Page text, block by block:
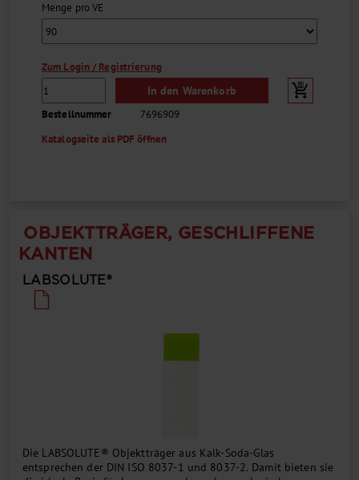
Menge pro VE
Zum Login / Registrierung
In den Warenkorb
Bestellnummer
7696909
Katalogseite als PDF öffnen
OBJEKTTRÄGER, GESCHLIFFENE
KANTEN
LABSOLUTE®
Die LABSOLUTE® Objektträger aus Kalk-Soda-Glas
entsprechen der DIN ISO 8037-1 und 8037-2. Damit bieten sie